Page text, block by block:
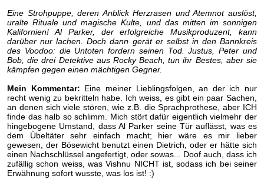
Eine Strohpuppe, deren Anblick Herzrasen und Atemnot auslöst,
uralte Rituale und magische Kulte, und das mitten im sonnigen
Kalifornien! Al Parker, der erfolgreiche Musikproduzent, kann
darüber nur lachen. Doch dann gerät er selbst in den Bannkreis
des Voodoo: die Untoten fordern seinen Tod. Justus, Peter und
Bob, die drei Detektive aus Rocky Beach, tun ihr Bestes, aber sie
kämpfen gegen einen mächtigen Gegner.
Mein Kommentar: Eine meiner Lieblingsfolgen, an der ich nur
recht wenig zu bekritteln habe. Ich weiss, es gibt ein paar Sachen,
an denen sich viele stören, wie z.B. die Sprachprothese, aber ICH
finde das halb so schlimm. Mich stört dafür eigentlich vielmehr der
hingebogene Umstand, dass Al Parker seine Tür auflässt, was es
dem Übeltäter sehr einfach macht; hier wäre es mir lieber
gewesen, der Bösewicht benutzt einen Dietrich, oder er hätte sich
einen Nachschlüssel angefertigt, oder sowas... Doof auch, dass ich
zufällig schon weiss, was Vishnu NICHT ist, sodass ich bei seiner
Erwähnung sofort wusste, was los ist! :)